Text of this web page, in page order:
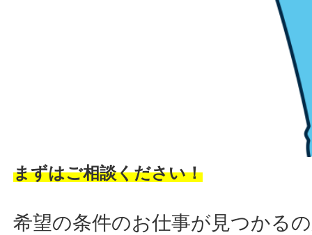
まずはご相談ください！
希望の条件のお仕事が見つかる